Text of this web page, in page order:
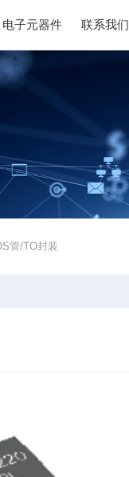
电子元器件 联系我们
管/TO封装